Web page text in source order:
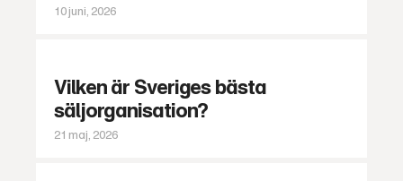
10 juni, 2026
Vilken är Sveriges bästa
säljorganisation?
21 maj, 2026